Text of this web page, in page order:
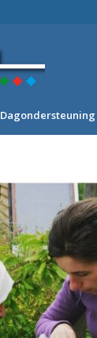
Dagondersteuning